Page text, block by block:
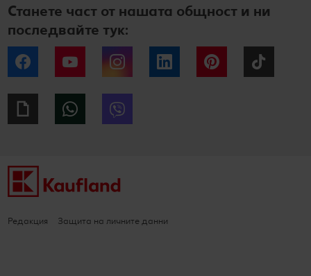
Станете част от нашата общност и ни
последвайте тук:
Facebook YouTube Instagram LinkedIn Pinterest
Giphy WhatsApp
Редакция Защита на личните данни